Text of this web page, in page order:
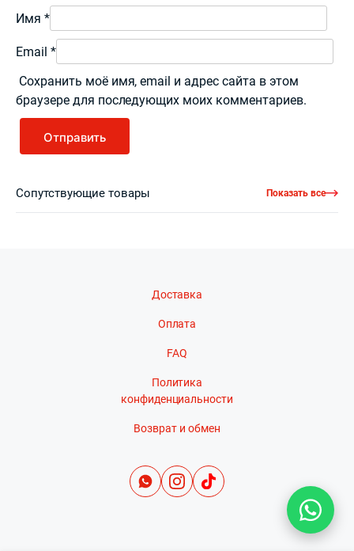
Имя *
Email *
Сохранить моё имя, email и адрес сайта в этом
браузере для последующих моих комментариев.
Сопутствующие товары Показать все
Доставка
Оплата
FAQ
Политика
конфиденциальности
Возврат и обмен